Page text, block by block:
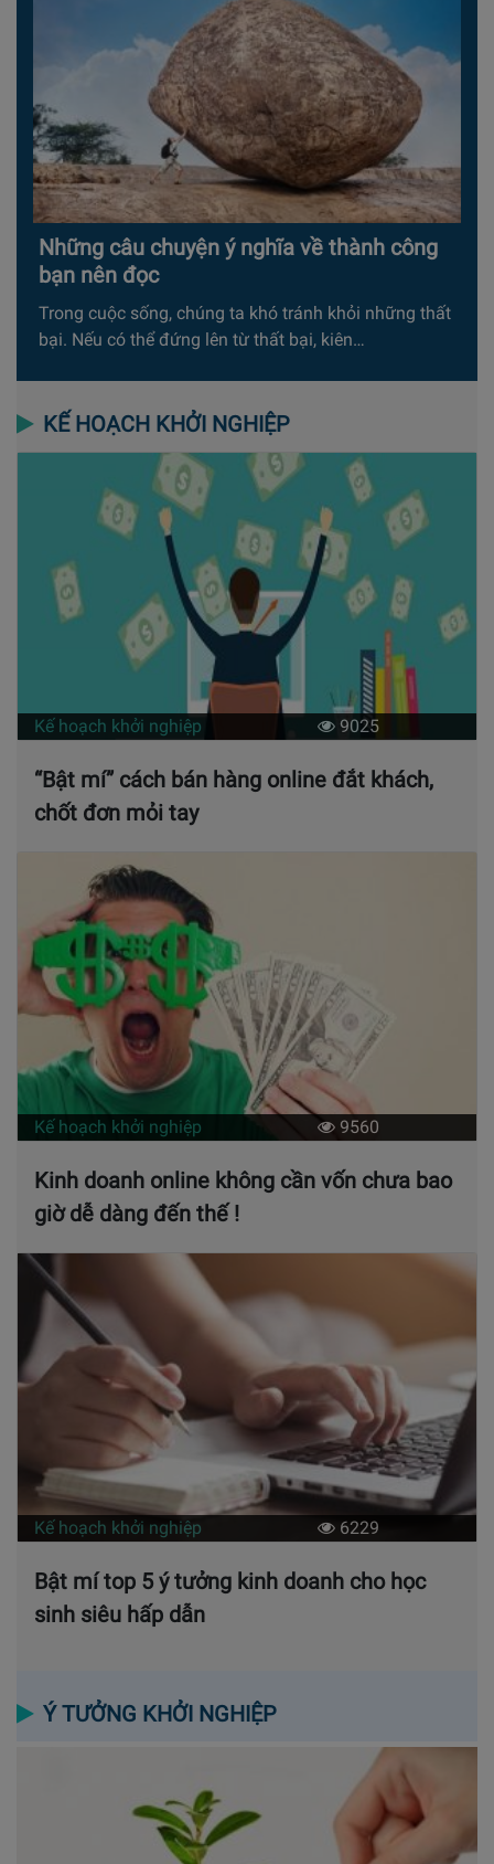
Những câu chuyện ý nghĩa về thành công
bạn nên đọc
Trong cuộc sống, chúng ta khó tránh khỏi những thất
bại. Nếu có thể đứng lên từ thất bại, kiên…
KẾ HOẠCH KHỞI NGHIỆP
Kế hoạch khởi nghiệp 9025
“Bật mí” cách bán hàng online đắt khách,
chốt đơn mỏi tay
Kế hoạch khởi nghiệp 9560
Kinh doanh online không cần vốn chưa bao
giờ dễ dàng đến thế !
Kế hoạch khởi nghiệp 6229
Bật mí top 5 ý tưởng kinh doanh cho học
sinh siêu hấp dẫn
Ý TƯỞNG KHỞI NGHIỆP